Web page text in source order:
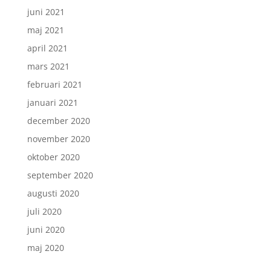
juni 2021
maj 2021
april 2021
mars 2021
februari 2021
januari 2021
december 2020
november 2020
oktober 2020
september 2020
augusti 2020
juli 2020
juni 2020
maj 2020